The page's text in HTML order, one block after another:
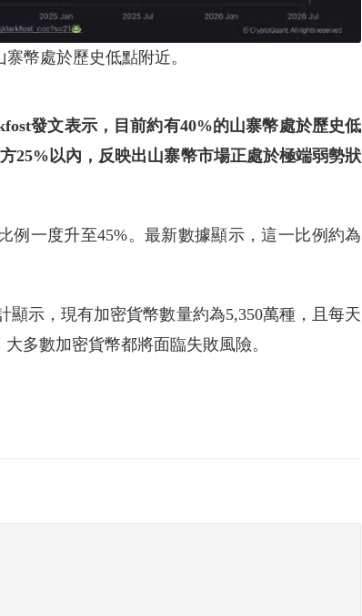
幣處於歷史低點附近。
發文表示，目前約有40%的山寨幣處於歷史低
25%以內，反映出山寨幣市場正處於極端弱勢狀
例一度升至45%。最新數據顯示，這一比例約為
示，現有加密貨幣數量約為5,350萬種，且每天
多數加密貨幣都將面臨失敗風險。